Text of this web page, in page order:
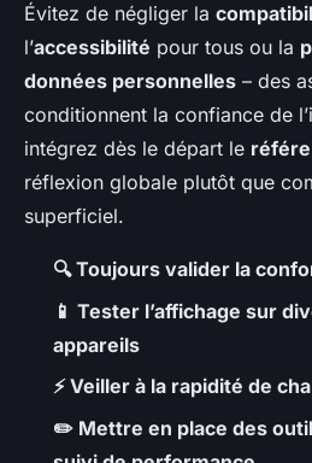
Évitez de négliger la
l’accessibilité pour tous ou la
données personnelles – des
conditionnent la confiance de
intégrez dès le départ le
réflexion globale plutôt que
superficiel.
🔍 Toujours valider la
📱 Tester l’affichage sur
appareils
⚡ Veiller à la rapidité de
✏️ Mettre en place des